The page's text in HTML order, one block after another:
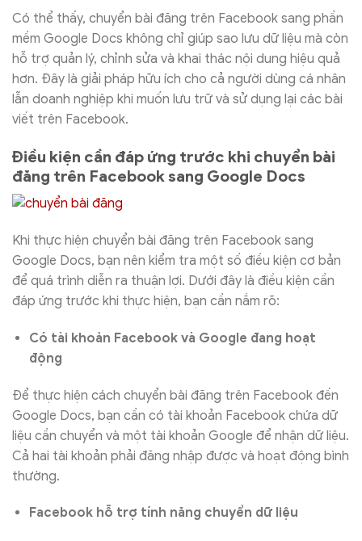
Có thể thấy, chuyển bài đăng trên Facebook sang phần
mềm Google Docs không chỉ giúp sao lưu dữ liệu mà còn
hỗ trợ quản lý, chỉnh sửa và khai thác nội dung hiệu quả
hơn. Đây là giải pháp hữu ích cho cả người dùng cá nhân
lẫn doanh nghiệp khi muốn lưu trữ và sử dụng lại các bài
viết trên Facebook.
Điều kiện cần đáp ứng trước khi chuyển bài
đăng trên Facebook sang Google Docs
Khi thực hiện chuyển bài đăng trên Facebook sang
Google Docs, bạn nên kiểm tra một số điều kiện cơ bản
để quá trình diễn ra thuận lợi. Dưới đây là điều kiện cần
đáp ứng trước khi thực hiện, bạn cần nắm rõ:
Có tài khoản Facebook và Google đang hoạt
động
Để thực hiện cách chuyển bài đăng trên Facebook đến
Google Docs, bạn cần có tài khoản Facebook chứa dữ
liệu cần chuyển và một tài khoản Google để nhận dữ liệu.
Cả hai tài khoản phải đăng nhập được và hoạt động bình
thường.
Facebook hỗ trợ tính năng chuyển dữ liệu